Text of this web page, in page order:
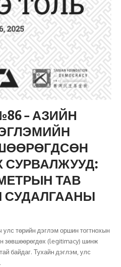
– АЗИЙН
ТАВ
төрийн дэглэм оршин тогтнохын
зөвшөөрөгдөх (legitimacy) шинж
байдаг. Тухайн дэглэм, улс